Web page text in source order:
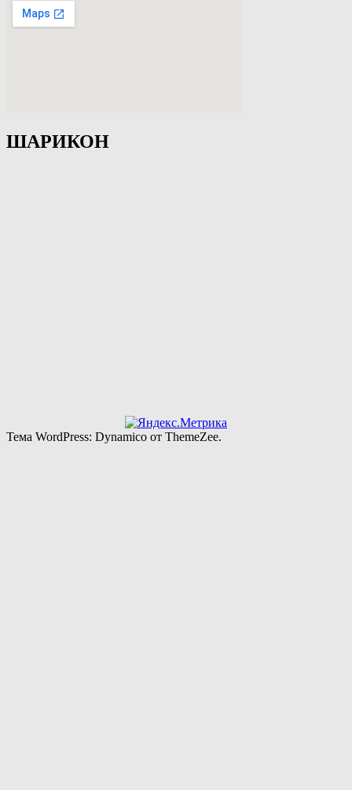
ШАРИКОН
Тема WordPress: Dynamico от ThemeZee.